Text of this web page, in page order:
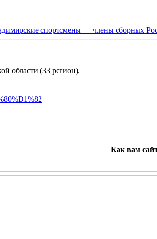
спортсмены — члены сборных
области (33 регион).
Как вам